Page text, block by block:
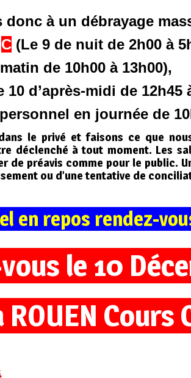
donc à un débrayage
C (Le 9 de nuit de 2h00 à
matin de
10 d’après-midi de 12h45
en journée de
le privé et faisons ce que
déclenché à tout moment. Les
de préavis comme pour le public.
ou d’une tentative de
en repos rendez-
le 10
ROUEN Cours